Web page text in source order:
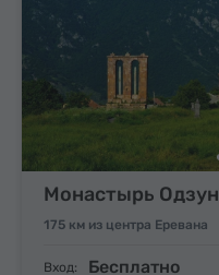
175 км из центра Еревана
Монастырь Одзун
Вход: Бесплатно